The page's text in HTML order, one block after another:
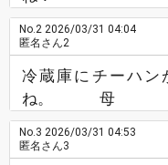
No.2 2026/03/31 04:04
匿名さん2
冷蔵庫にチーハン
ね。 母
No.3 2026/03/31 04:53
匿名さん3